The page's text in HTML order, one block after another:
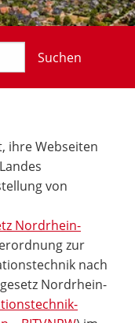
Suchen
ihre Webseiten
von
Nordrhein-
zur
nach
Nordrhein-